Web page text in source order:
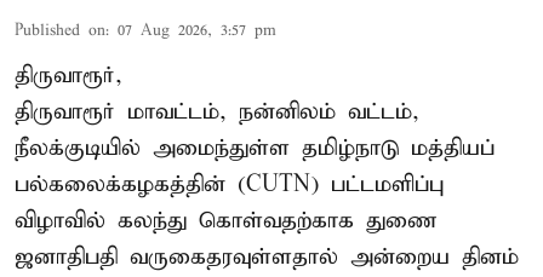
Published on: 07 Aug 2026, 3:57 pm
திருவாரூர்,
திருவாரூர் மாவட்டம், நன்னிலம் வட்டம்,
நீலக்குடியில் அமைந்துள்ள தமிழ்நாடு மத்தியப்
பல்கலைக்கழகத்தின் (CUTN) பட்டமளிப்பு
விழாவில் கலந்து கொள்வதற்காக துணை
ஜனாதிபதி வருகைதரவுள்ளதால் அன்றைய தினம்